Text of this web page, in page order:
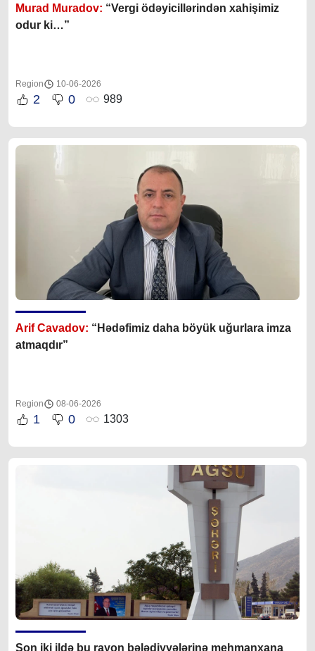
Murad Muradov: “Vergi ödəyicillərindən xahişimiz
odur ki…”
Region 10-06-2026
2 0 989
Arif Cavadov: “Hədəfimiz daha böyük uğurlara imza
atmaqdır”
Region 08-06-2026
1 0 1303
Son iki ildə bu rayon bələdiyyələrinə mehmanxana